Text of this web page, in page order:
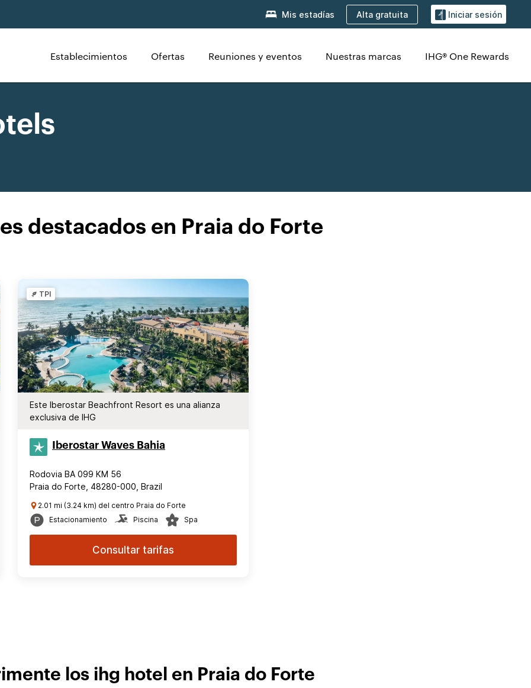
Mis estadías Alta gratuita Iniciar sesión
Establecimientos Ofertas Reuniones y eventos Nuestras marcas IHG® One Rewards
destacados en Praia do Forte
TPI
Este Iberostar Beachfront Resort es una alianza
exclusiva de IHG
Iberostar Waves Bahia
Rodovia BA 099 KM 56
Praia do Forte, 48280-000, Brazil
2.01 mi (3.24 km) del centro Praia do Forte
Estacionamiento
Piscina Spa
Consultar tarifas
los ihg hotel en Praia do Forte